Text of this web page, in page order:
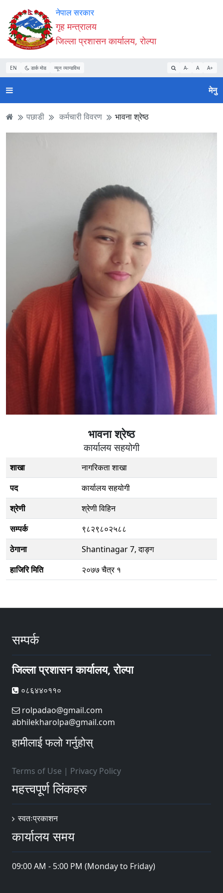
Accessibility
Mode
सुरु
गर्नुहोस्
सामाग्री
पढ्नुहाेस्
नेभिगेसन
पढ्नुहाेस्
वेबसाइट
खोजमा
जानुहोस्
नेपाल सरकार
गृह मन्त्रालय
जिल्ला प्रशासन कार्यालय, रोल्पा
EN डार्क मोड न्यून व्यान्डविथ A- A A+
मेनु
पछाडी कर्मचारी विवरण भावना श्रेष्ठ
भावना श्रेष्ठ
कार्यालय सहयोगी
शाखा
नागरिकता शाखा
पद
कार्यालय सहयोगी
श्रेणी
श्रेणी विहिन
सम्पर्क
९८२९८०२५८८
ठेगाना
Shantinagar 7, दाङ्ग
हाजिरि मिति
२०७७ चैत्र १
सम्पर्क
जिल्ला प्रशासन कार्यालय, रोल्पा
०८६४४०११०
rolpadao@gmail.com
abhilekharolpa@gmail.com
हामीलाई फलो गर्नुहोस्
Terms of Use | Privacy Policy
महत्त्वपूर्ण लिंकहरु
स्वतःप्रकाशन
कार्यालय समय
09:00 AM - 5:00 PM (Monday to Friday)